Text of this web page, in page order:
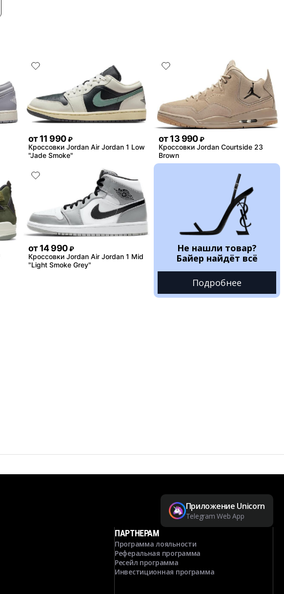
от 11 990 ₽
Кроссовки Jordan Air Jordan 1 Low
"Jade Smoke"
от 13 990 ₽
Кроссовки Jordan Courtside 23
Brown
от 14 990 ₽
Кроссовки Jordan Air Jordan 1 Mid
"Light Smoke Grey"
Не нашли товар?
Байер найдёт всё
Подробнее
Приложение Unicorn
Telegram Web App
ПАРТНЕРАМ
Программа лояльности
Реферальная программа
Ресейл программа
Инвестиционная программа